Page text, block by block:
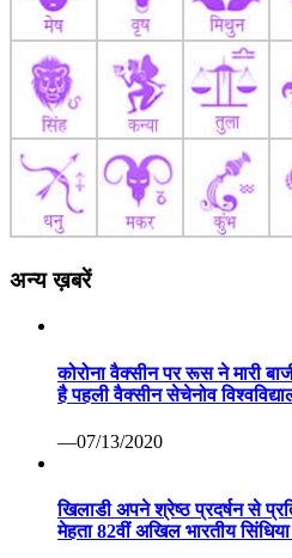
अन्य ख़बरें
कोरोना वैक्सीन पर रूस ने मारी
है पहली वैक्सीन सेचेनोव
—07/13/2020
खिलाडी अपने श्रेष्ठ प्रदर्षन से
मेहता 82वीं अखिल भारतीय सिंधिया